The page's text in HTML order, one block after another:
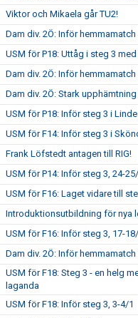
Viktor och Mikaela går TU2!
Dam div. 2Ö: Inför
USM för P18: Uttåg i steg 3
Dam div. 2Ö: Inför
Dam div. 2Ö: Stark
USM för P18: Inför steg 3 i
USM för F14: Inför steg 3 i
Frank Löfstedt antagen till RIG!
USM för P14: Inför steg 3, 24-
USM för F16: Laget vidare till
Introduktionsutbildning för nya
USM för F16: Inför steg 3, 17-
Dam div. 2Ö: Inför
USM för F18: Steg 3 - en helg
laganda
USM för F18: Inför steg 3, 3-4/1